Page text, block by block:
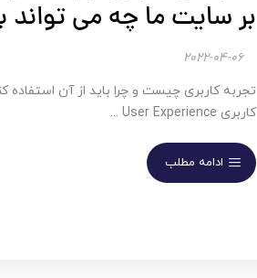
بر سایت ما چه می تواند
2022-04-06
تجربه کاربری چیست و چرا باید از آن استفاده
کاربری User Experience ...
ادامه مطلب